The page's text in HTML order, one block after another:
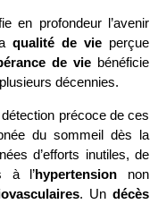
en profondeur l’avenir
qualité de vie perçue
de vie bénéficie
décennies.
détection précoce de ces
du sommeil dès la
d’efforts inutiles, de
à l’hypertension non
. Undécès